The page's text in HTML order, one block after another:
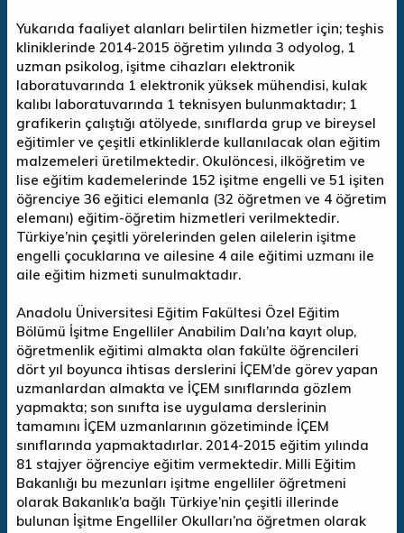
Yukarıda faaliyet alanları belirtilen hizmetler için; teşhis
kliniklerinde 2014-2015 öğretim yılında 3 odyolog, 1
uzman psikolog, işitme cihazları elektronik
laboratuvarında 1 elektronik yüksek mühendisi, kulak
kalıbı laboratuvarında 1 teknisyen bulunmaktadır; 1
grafikerin çalıştığı atölyede, sınıflarda grup ve bireysel
eğitimler ve çeşitli etkinliklerde kullanılacak olan eğitim
malzemeleri üretilmektedir. Okulöncesi, ilköğretim ve
lise eğitim kademelerinde 152 işitme engelli ve 51 işiten
öğrenciye 36 eğitici elemanla (32 öğretmen ve 4 öğretim
elemanı) eğitim-öğretim hizmetleri verilmektedir.
Türkiye’nin çeşitli yörelerinden gelen ailelerin işitme
engelli çocuklarına ve ailesine 4 aile eğitimi uzmanı ile
aile eğitim hizmeti sunulmaktadır.
Anadolu Üniversitesi Eğitim Fakültesi Özel Eğitim
Bölümü İşitme Engelliler Anabilim Dalı’na kayıt olup,
öğretmenlik eğitimi almakta olan fakülte öğrencileri
dört yıl boyunca ihtisas derslerini İÇEM’de görev yapan
uzmanlardan almakta ve İÇEM sınıflarında gözlem
yapmakta; son sınıfta ise uygulama derslerinin
tamamını İÇEM uzmanlarının gözetiminde İÇEM
sınıflarında yapmaktadırlar. 2014-2015 eğitim yılında
81 stajyer öğrenciye eğitim vermektedir. Milli Eğitim
Bakanlığı bu mezunları işitme engelliler öğretmeni
olarak Bakanlık’a bağlı Türkiye’nin çeşitli illerinde
bulunan İşitme Engelliler Okulları’na öğretmen olarak